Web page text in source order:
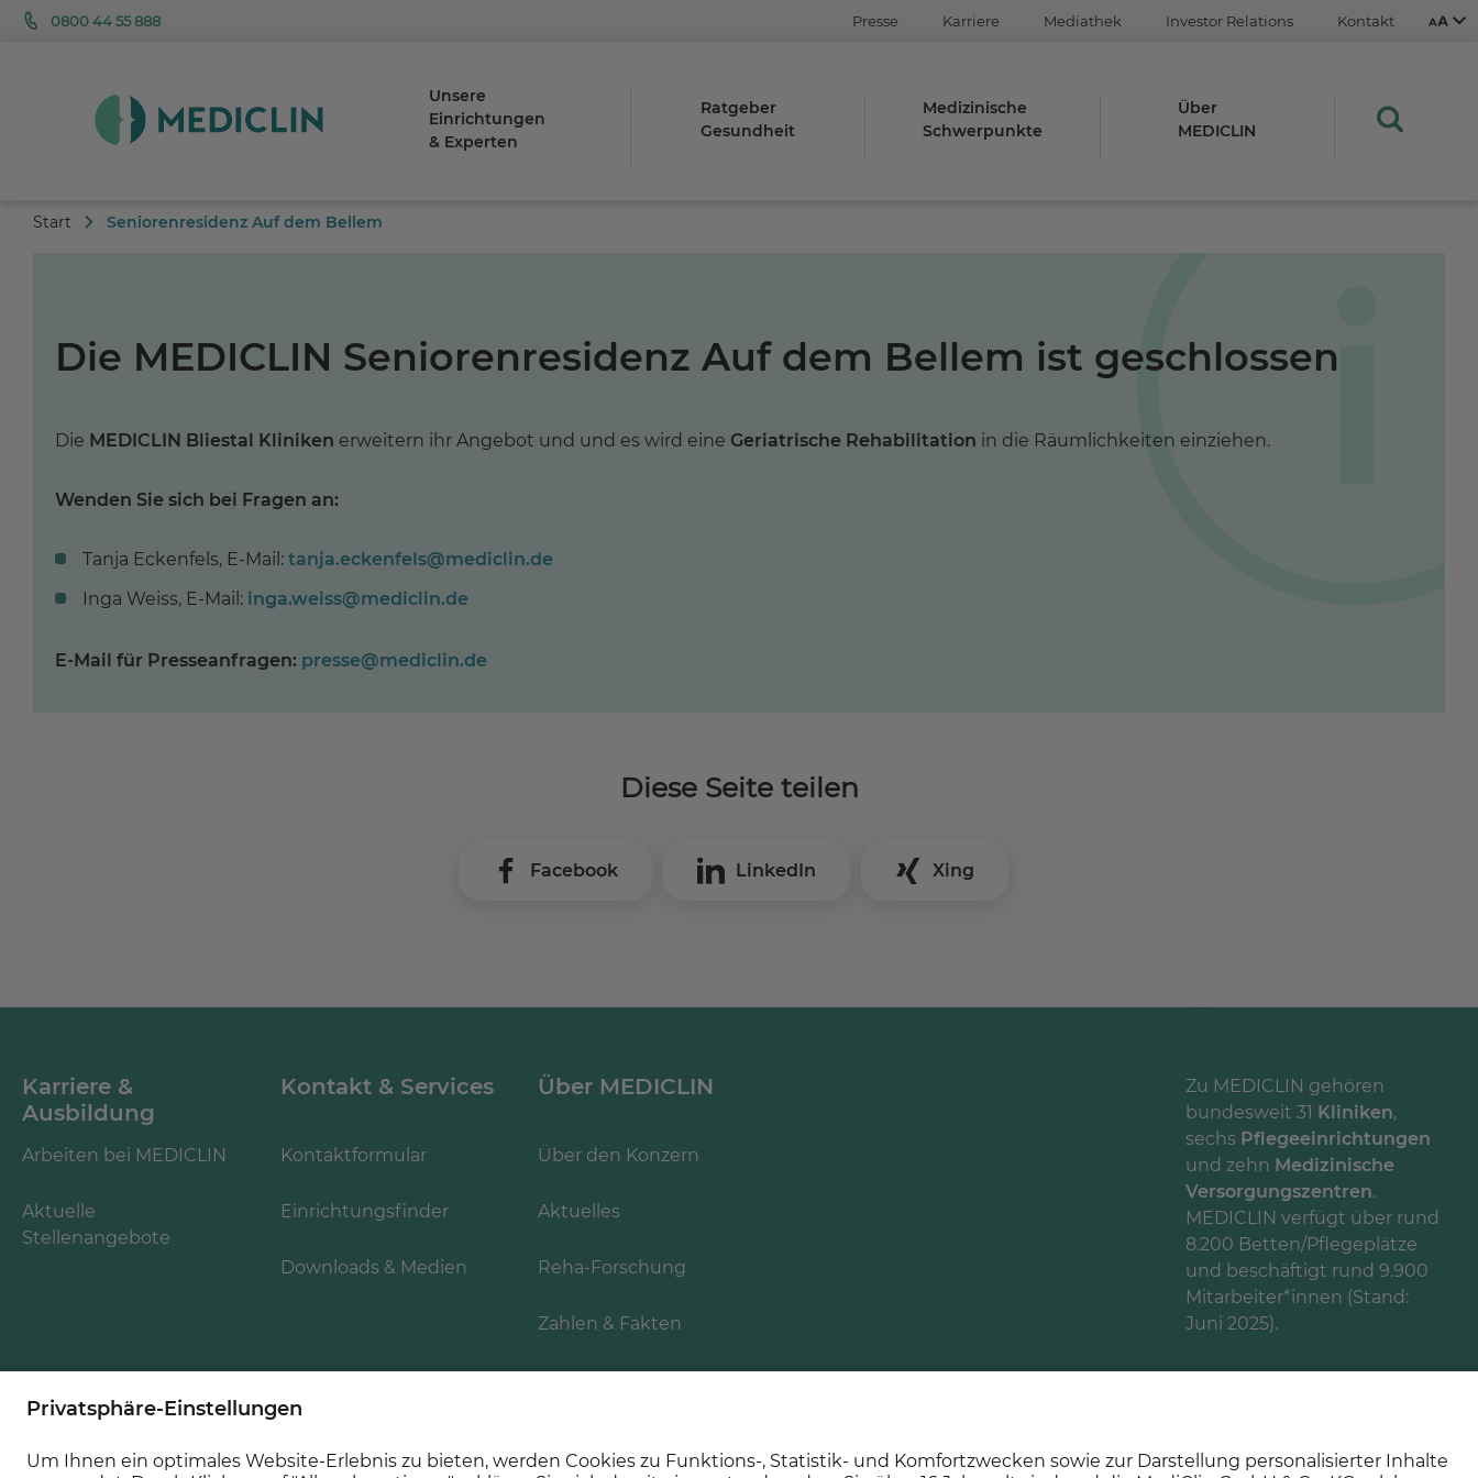
0800 44 55 888 Presse Karriere Mediathek Investor Relations Kontakt
Plus- (+) Minus-Taste (-)
Unsere
Einrichtungen
& Experten
Ratgeber
Gesundheit
Medizinische
Schwerpunkte
Über
MEDICLIN
Start Seniorenresidenz Auf dem Bellem
Die MEDICLIN Seniorenresidenz Auf dem Bellem ist geschlossen
Die MEDICLIN Bliestal Kliniken erweitern ihr Angebot und und es wird eine Geriatrische Rehabilitation in die Räumlichkeiten einziehen.
Wenden Sie sich bei Fragen an:
Tanja Eckenfels, E-Mail: tanja.eckenfels@mediclin.de
Inga Weiss, E-Mail: inga.weiss@mediclin.de
E-Mail für Presseanfragen: presse@mediclin.de
Diese Seite teilen
Facebook LinkedIn Xing
Karriere &
Ausbildung
Arbeiten bei MEDICLIN
Aktuelle
Stellenangebote
Kontakt & Services
Kontaktformular
Einrichtungsfinder
Downloads & Medien
Über MEDICLIN
Über den Konzern
Aktuelles
Reha-Forschung
Zahlen & Fakten
Folgen Sie uns:
Zu MEDICLIN gehören
bundesweit 31 Kliniken,
sechs Pflegeeinrichtungen
und zehn Medizinische
Versorgungszentren.
MEDICLIN verfügt über rund
8.200 Betten/Pflegeplätze
und beschäftigt rund 9.900
Mitarbeiter*innen (Stand:
Juni 2025).